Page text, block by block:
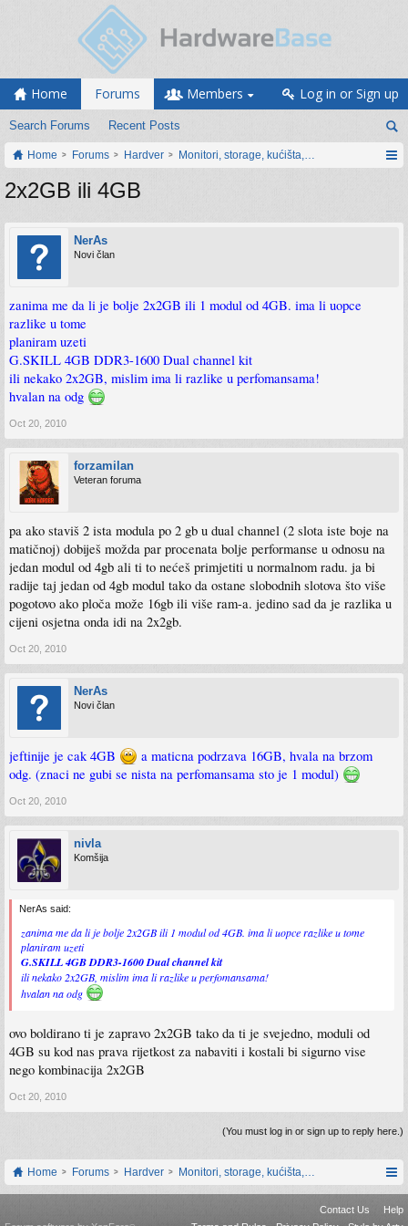
Home Forums
Search Forums Recent Posts
Members Log in or Sign up
Home Forums Hardver Monitori, storage, kućišta, periferija
2x2GB ili 4GB
NerAs
Novi član
zanima me da li je bolje 2x2GB ili 1 modul od 4GB. ima li uopce
razlike u tome
planiram uzeti
G.SKILL 4GB DDR3-1600 Dual channel kit
ili nekako 2x2GB, mislim ima li razlike u perfomansama!
hvalan na odg
Oct 20, 2010
forzamilan
Veteran foruma
pa ako staviš 2 ista modula po 2 gb u dual channel (2 slota iste boje na
matičnoj) dobiješ možda par procenata bolje performanse u odnosu na
jedan modul od 4gb ali ti to nećeš primjetiti u normalnom radu. ja bi
radije taj jedan od 4gb modul tako da ostane slobodnih slotova što više
pogotovo ako ploča može 16gb ili više ram-a. jedino sad da je razlika u
cijeni osjetna onda idi na 2x2gb.
Oct 20, 2010
NerAs
Novi član
jeftinije je cak 4GB
a maticna podrzava 16GB, hvala na brzom
odg. (znaci ne gubi se nista na perfomansama sto je 1 modul)
Oct 20, 2010
nivla
Komšija
NerAs said:
zanima me da li je bolje 2x2GB ili 1 modul od 4GB. ima li uopce razlike u tome
planiram uzeti
G.SKILL 4GB DDR3-1600 Dual channel kit
ili nekako 2x2GB, mislim ima li razlike u perfomansama!
hvalan na odg
ovo boldirano ti je zapravo 2x2GB tako da ti je svejedno, moduli od
4GB su kod nas prava rijetkost za nabaviti i kostali bi sigurno vise
nego kombinacija 2x2GB
Oct 20, 2010
(You must log in or sign up to reply here.)
Home Forums Hardver Monitori, storage, kućišta, periferija
Contact Us
Help